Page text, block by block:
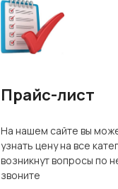
Прайс-лист
На нашем сайте вы
узнать цену на все
возникнут вопросы по
звоните